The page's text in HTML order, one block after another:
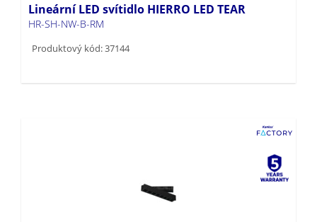
Lineární LED svítidlo HIERRO LED TEAR
HR-SH-NW-B-RM
Produktový kód: 37144